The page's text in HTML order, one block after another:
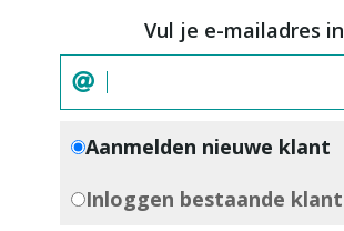
Vul je e-mailadres in
Aanmelden nieuwe klant
Inloggen bestaande klant